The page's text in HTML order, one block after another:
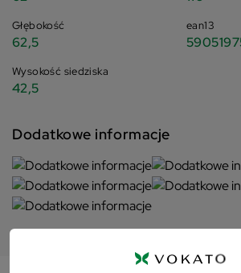
Głębokość
62,5
Wysokość siedziska
42,5
ean13
Dodatkowe informacje